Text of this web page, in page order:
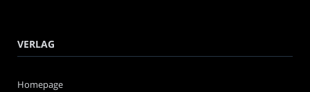
VERLAG
Homepage